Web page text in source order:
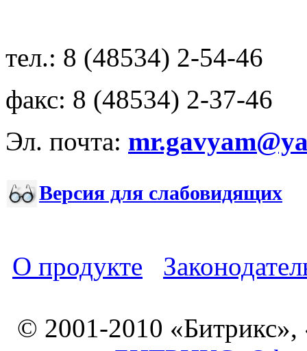
тел.: 8 (48534) 2-54-46
факс: 8 (48534) 2-37-46
Эл. почта:
Версия для слабовидящих
О продукте
© 2001-2010 «Битрикс»,